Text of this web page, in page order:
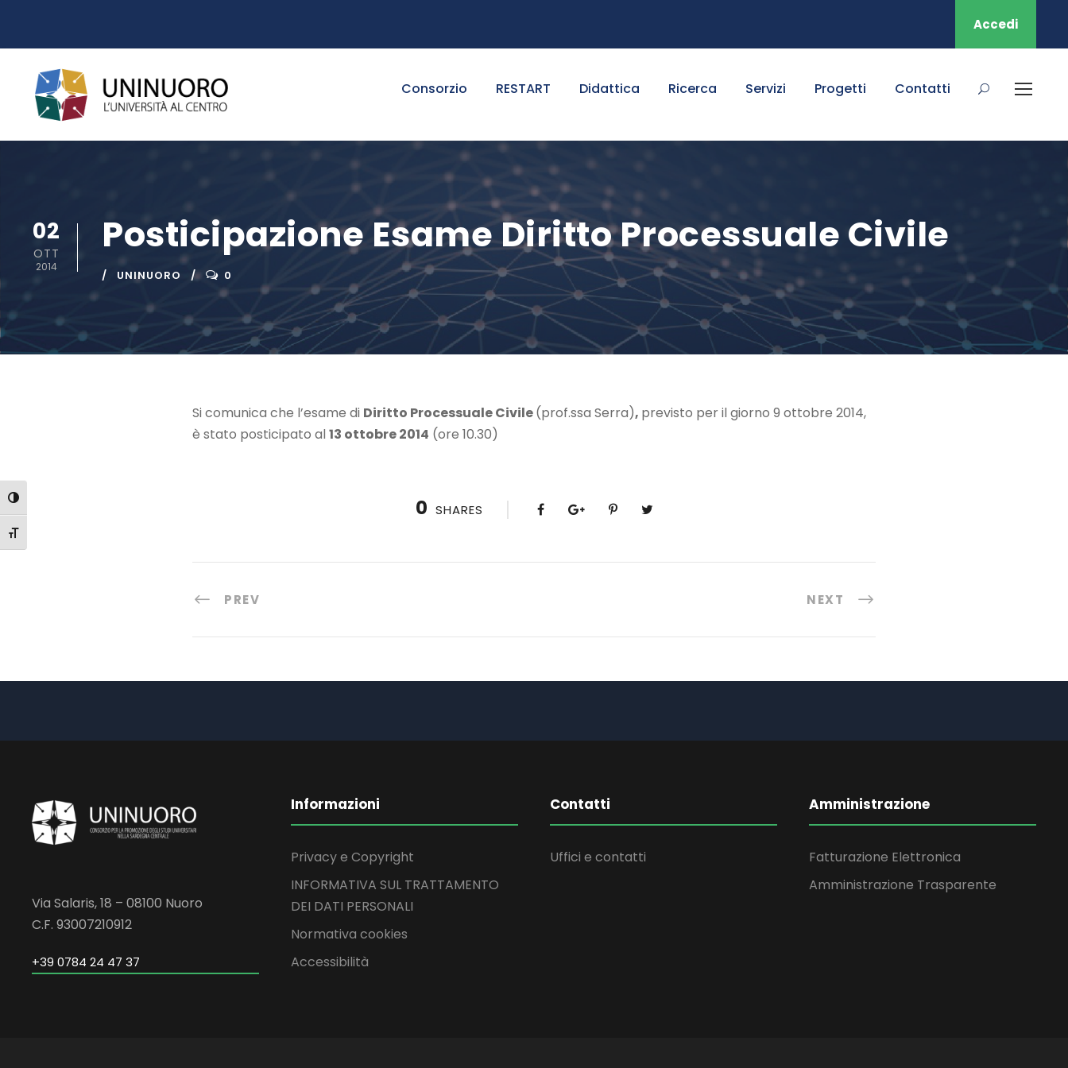
Attiva/disattiva alto contrasto
Attiva/disattiva dimensione testo
Accedi
Consorzio RESTART Didattica Ricerca Servizi Progetti Contatti
02
OTT
2014
Posticipazione Esame Diritto Processuale Civile
UNINUORO 0
Si comunica che l’esame di Diritto Processuale Civile(prof.ssa Serra), previsto per il giorno 9 ottobre 2014,
è stato posticipato al 13 ottobre 2014 (ore 10.30)
0 SHARES
PREV NEXT
Via Salaris, 18 – 08100 Nuoro
C.F. 93007210912
+39 0784 24 47 37
Informazioni
Privacy e Copyright
INFORMATIVA SUL TRATTAMENTO
DEI DATI PERSONALI
Normativa cookies
Accessibilità
Contatti
Uffici e contatti
Amministrazione
Fatturazione Elettronica
Amministrazione Trasparente